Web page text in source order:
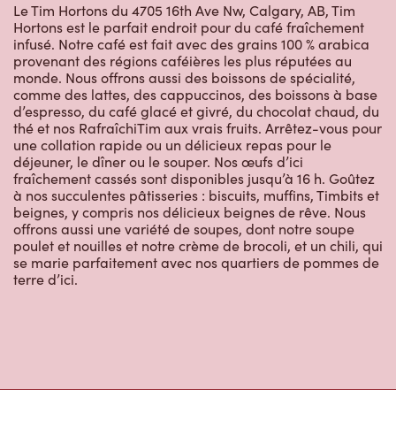
Le Tim Hortons du 4705 16th Ave Nw, Calgary, AB, Tim
Hortons est le parfait endroit pour du café fraîchement
infusé. Notre café est fait avec des grains 100 % arabica
provenant des régions caféières les plus réputées au
monde. Nous offrons aussi des boissons de spécialité,
comme des lattes, des cappuccinos, des boissons à base
d’espresso, du café glacé et givré, du chocolat chaud, du
thé et nos RafraîchiTim aux vrais fruits. Arrêtez-vous pour
une collation rapide ou un délicieux repas pour le
déjeuner, le dîner ou le souper. Nos œufs d’ici
fraîchement cassés sont disponibles jusqu’à 16 h. Goûtez
à nos succulentes pâtisseries : biscuits, muffins, Timbits et
beignes, y compris nos délicieux beignes de rêve. Nous
offrons aussi une variété de soupes, dont notre soupe
poulet et nouilles et notre crème de brocoli, et un chili, qui
se marie parfaitement avec nos quartiers de pommes de
terre d’ici.